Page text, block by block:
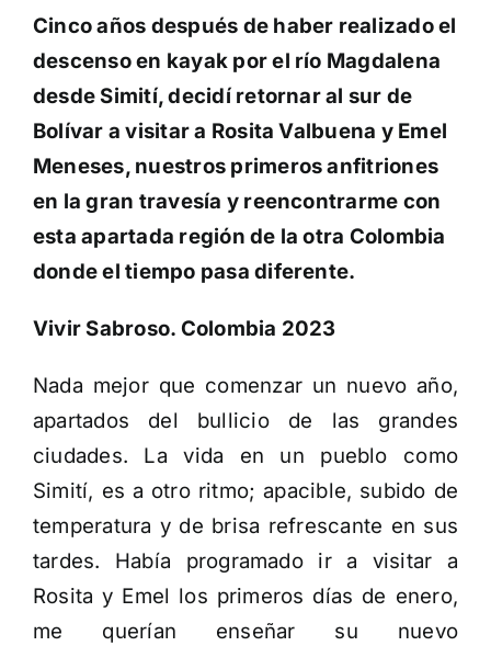
Cinco años después de haber realizado el
descenso en kayak por el río Magdalena
desde Simití, decidí retornar al sur de
Bolívar a visitar a Rosita Valbuena y Emel
Meneses, nuestros primeros anfitriones
en la gran travesía y reencontrarme con
esta apartada región de la otra Colombia
donde el tiempo pasa diferente.
Vivir Sabroso. Colombia 2023
Nada mejor que comenzar un nuevo año,
apartados del bullicio de las grandes
ciudades. La vida en un pueblo como
Simití, es a otro ritmo; apacible, subido de
temperatura y de brisa refrescante en sus
tardes. Había programado ir a visitar a
Rosita y Emel los primeros días de enero,
me querían enseñar su nuevo